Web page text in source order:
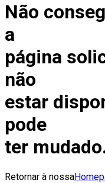
Não
a
página
não
estar
pode
ter
Retornar à nossa